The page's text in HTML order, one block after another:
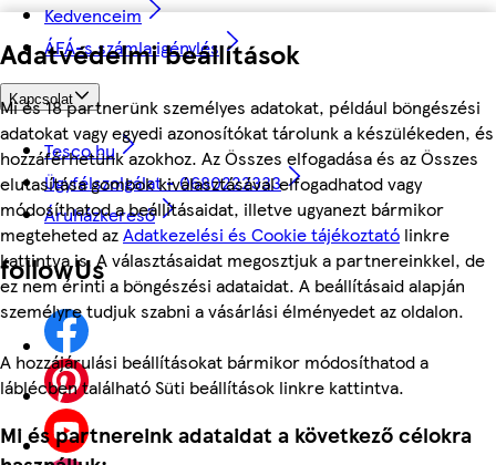
Adatvédelmi beállítások
Mi és 18 partnerünk személyes adatokat, például böngészési
adatokat vagy egyedi azonosítókat tárolunk a készülékeden, és
hozzáférhetünk azokhoz. Az Összes elfogadása és az Összes
elutasítása gombok kiválasztásával elfogadhatod vagy
módosíthatod a beállításaidat, illetve ugyanezt bármikor
megteheted azAdatkezelési és Cookie tájékoztató linkre
kattintva is. A választásaidat megosztjuk a partnereinkkel, de
ez nem érinti a böngészési adataidat. A beállításaid alapján
személyre tudjuk szabni a vásárlási élményedet az oldalon.
A hozzájárulási beállításokat bármikor módosíthatod a
láblécben található Süti beállítások linkre kattintva.
Mi és partnereink adataidat a következő célokra
Kedvenceim
ÁFÁ-s számla igénylés
Kapcsolat
Tesco.hu
Ügyfélszolgálat - 0680222333
Áruházkereső
followUs